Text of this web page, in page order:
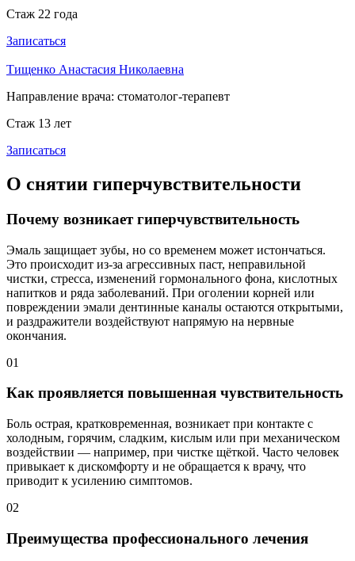
Стаж 22 года
Записаться
Тищенко Анастасия Николаевна
Направление врача: стоматолог-терапевт
Стаж 13 лет
Записаться
О снятии гиперчувствительности
Почему возникает гиперчувствительность
Эмаль защищает зубы, но со временем может истончаться.
Это происходит из-за агрессивных паст, неправильной
чистки, стресса, изменений гормонального фона, кислотных
напитков и ряда заболеваний. При оголении корней или
повреждении эмали дентинные каналы остаются открытыми,
и раздражители воздействуют напрямую на нервные
окончания.
01
Как проявляется повышенная чувствительность
Боль острая, кратковременная, возникает при контакте с
холодным, горячим, сладким, кислым или при механическом
воздействии — например, при чистке щёткой. Часто человек
привыкает к дискомфорту и не обращается к врачу, что
приводит к усилению симптомов.
02
Преимущества профессионального лечения